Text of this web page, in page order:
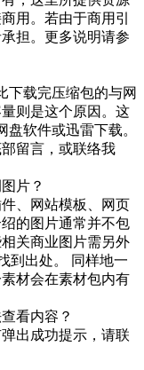
用。若由于商用引
担。更多说明请参
下载完压缩包的与网
则是这个原因。这
盘软件或迅雷下载。
留言，或联络我
片？
、网站模板、网页
的图片通常并不包
关商业图片需另外
到出处。 同样地一
材会在素材包内有
看内容？
出成功提示，请联